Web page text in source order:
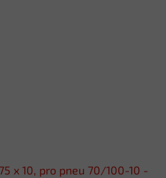
x 10, pro pneu 70/100-10 -